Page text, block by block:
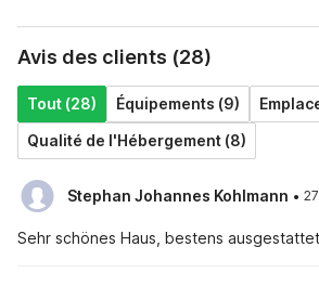
Avis des clients (28)
Tout (28) Équipements (9)
Qualité de l'Hébergement (8)
Stephan Johannes Kohlmann ·
Sehr schönes Haus, bestens